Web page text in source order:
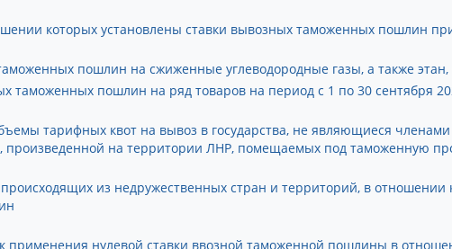
которых установлены ставки вывозных таможенных пошлин
пошлин на сжиженные углеводородные газы, а также этан,
таможенных пошлин на ряд товаров на период с 1 по 30 сентября
тарифных квот на вывоз в государства, не являющиеся
произведенной на территории ЛНР, помещаемых под таможенную
из недружественных стран и территорий, в
применения нулевой ставки ввозной таможенной пошлины в